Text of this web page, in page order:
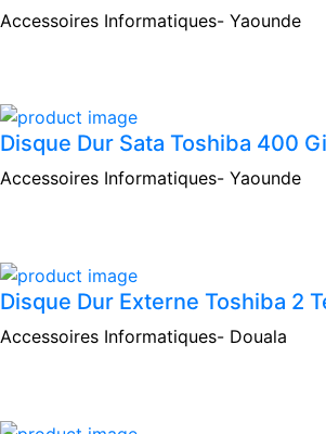
Accessoires Informatiques- Yaounde
Disque Dur Sata Toshiba 400
Accessoires Informatiques- Yaounde
Disque Dur Externe Toshiba 2
Accessoires Informatiques- Douala